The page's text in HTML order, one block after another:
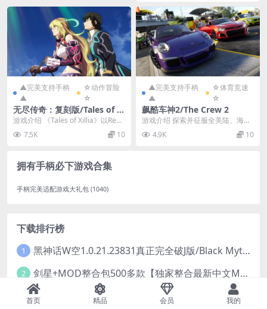
▲完美支持手柄
▲
☆动作冒险
☆
无尽传奇：复刻版/Tales of Xi
llia Remastered
游戏介绍 《Tales of Xillia》以Rem
astered之姿，再次问世...
7.5K 10
▲完美支持手柄
▲
☆体育竞速
☆
飙酷车神2/The Crew 2
游戏介绍 探索并征服全美陆、海、
空各领域的所有赛事，为美国动力
竞速史写下崭新的一...
4.9K 10
拥有手柄必下游戏合集
手柄完美适配游戏大礼包 (1040)
下载排行榜
1 黑神话W空1.0.21.23831真正完全破J版/Black Myth Wukong Ver1.0.21.23831
2 剑星+MOD整合包500多款【独家整合最新中文MOD管理器+可直连N网下载2000+MOD+集成CNS一键换肤】/Stellar Blade MOD Ver2026.5.18
【自购】驯兽师：恐龙之王20260710官中步兵版+全DLC【PC+安卓模拟器+3D大型生存SLG/动作冒险】/Tamer: King of Dinosaurs【19.6G】
首页 精品 会员 我的